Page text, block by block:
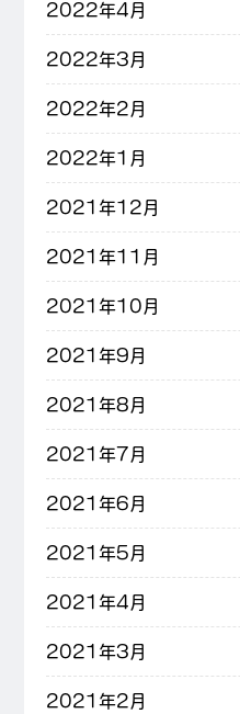
2022年4月
2022年3月
2022年2月
2022年1月
2021年12月
2021年11月
2021年10月
2021年9月
2021年8月
2021年7月
2021年6月
2021年5月
2021年4月
2021年3月
2021年2月